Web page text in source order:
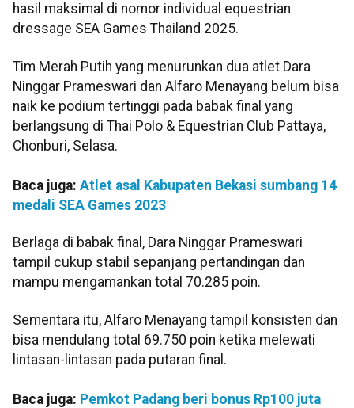
hasil maksimal di nomor individual equestrian
dressage SEA Games Thailand 2025.
Tim Merah Putih yang menurunkan dua atlet Dara
Ninggar Prameswari dan Alfaro Menayang belum bisa
naik ke podium tertinggi pada babak final yang
berlangsung di Thai Polo & Equestrian Club Pattaya,
Chonburi, Selasa.
Baca juga: Atlet asal Kabupaten Bekasi sumbang 14
medali SEA Games 2023
Berlaga di babak final, Dara Ninggar Prameswari
tampil cukup stabil sepanjang pertandingan dan
mampu mengamankan total 70.285 poin.
Sementara itu, Alfaro Menayang tampil konsisten dan
bisa mendulang total 69.750 poin ketika melewati
lintasan-lintasan pada putaran final.
Baca juga: Pemkot Padang beri bonus Rp100 juta